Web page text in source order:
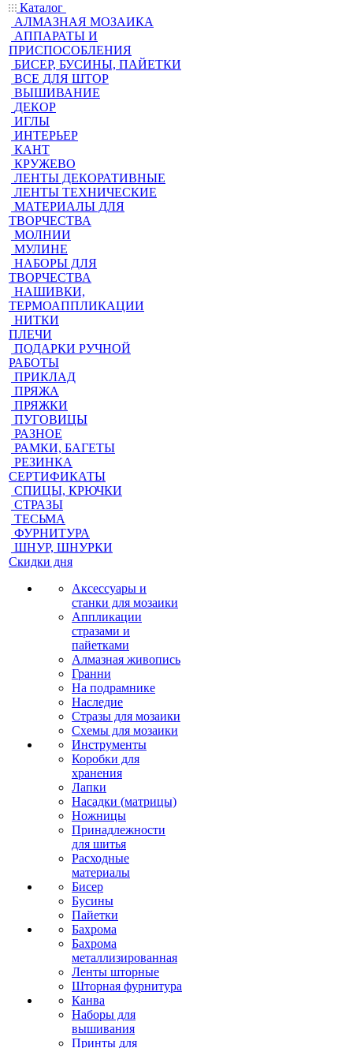
Каталог
АЛМАЗНАЯ МОЗАИКА
АППАРАТЫ И
ПРИСПОСОБЛЕНИЯ
БИСЕР, БУСИНЫ, ПАЙЕТКИ
ВСЕ ДЛЯ ШТОР
ВЫШИВАНИЕ
ДЕКОР
ИГЛЫ
ИНТЕРЬЕР
КАНТ
КРУЖЕВО
ЛЕНТЫ ДЕКОРАТИВНЫЕ
ЛЕНТЫ ТЕХНИЧЕСКИЕ
МАТЕРИАЛЫ ДЛЯ
ТВОРЧЕСТВА
МОЛНИИ
МУЛИНЕ
НАБОРЫ ДЛЯ
ТВОРЧЕСТВА
НАШИВКИ,
ТЕРМОАППЛИКАЦИИ
НИТКИ
ПЛЕЧИ
ПОДАРКИ РУЧНОЙ
РАБОТЫ
ПРИКЛАД
ПРЯЖА
ПРЯЖКИ
ПУГОВИЦЫ
РАЗНОЕ
РАМКИ, БАГЕТЫ
РЕЗИНКА
СЕРТИФИКАТЫ
СПИЦЫ, КРЮЧКИ
СТРАЗЫ
ТЕСЬМА
ФУРНИТУРА
ШНУР, ШНУРКИ
Скидки дня
Аксессуары и
станки для мозаики
Аппликации
стразами и
пайетками
Алмазная живопись
Гранни
На подрамнике
Наследие
Стразы для мозаики
Схемы для мозаики
Инструменты
Коробки для
хранения
Лапки
Насадки (матрицы)
Ножницы
Принадлежности
для шитья
Расходные
материалы
Бисер
Бусины
Пайетки
Бахрома
Бахрома
металлизированная
Ленты шторные
Шторная фурнитура
Канва
Наборы для
вышивания
Принты для